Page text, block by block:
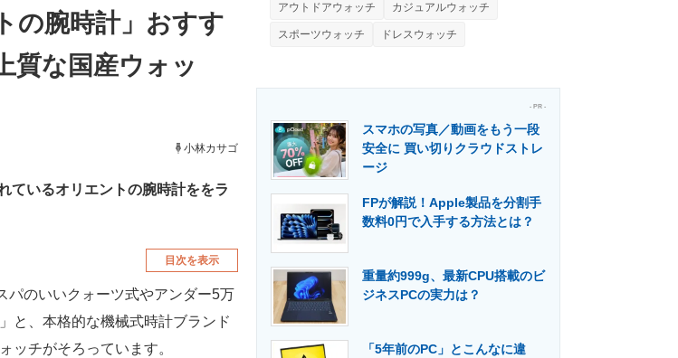
企業ITのトレンドを詳説 経営リーダーのコミュニティ
電子設計の基本と応用 エネルギーの専門メディア
の腕時計」おすす
な国産ウォッ
小林カサゴ
ているオリエントの腕時計ををラ
目次を表示
のいいクォーツ式やアンダー5万
と、本格的な機械式時計ブランド
ッチがそろっています。
アウトドアウォッチ カジュアルウォッチ
スポーツウォッチ ドレスウォッチ
- PR -
スマホの写真／動画をもう一段
安全に 買い切りクラウドストレ
ージ
FPが解説！Apple製品を分割手
数料0円で入手する方法とは？
重量約999g、最新CPU搭載のビ
ジネスPCの実力は？
「5年前のPC」とこんなに違